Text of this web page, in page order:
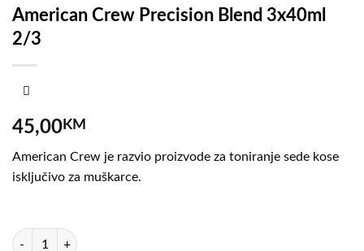
American Crew Precision Blend 3x40ml
2/3
45,00KM
American Crew je razvio proizvode za toniranje sede kose
isključivo za muškarce.
American Crew Precision Blend 3x40ml 2/3 količina